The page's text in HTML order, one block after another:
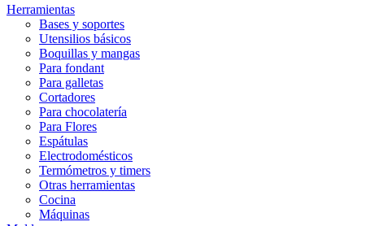
Herramientas
Bases y soportes
Utensilios básicos
Boquillas y mangas
Para fondant
Para galletas
Cortadores
Para chocolatería
Para Flores
Espátulas
Electrodomésticos
Termómetros y timers
Otras herramientas
Cocina
Máquinas